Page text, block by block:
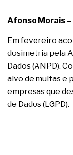
Afonso Morais –
Em fevereiro
dosimetria pela
Dados (ANPD).
alvo de multas e
empresas que
de Dados (LGPD).